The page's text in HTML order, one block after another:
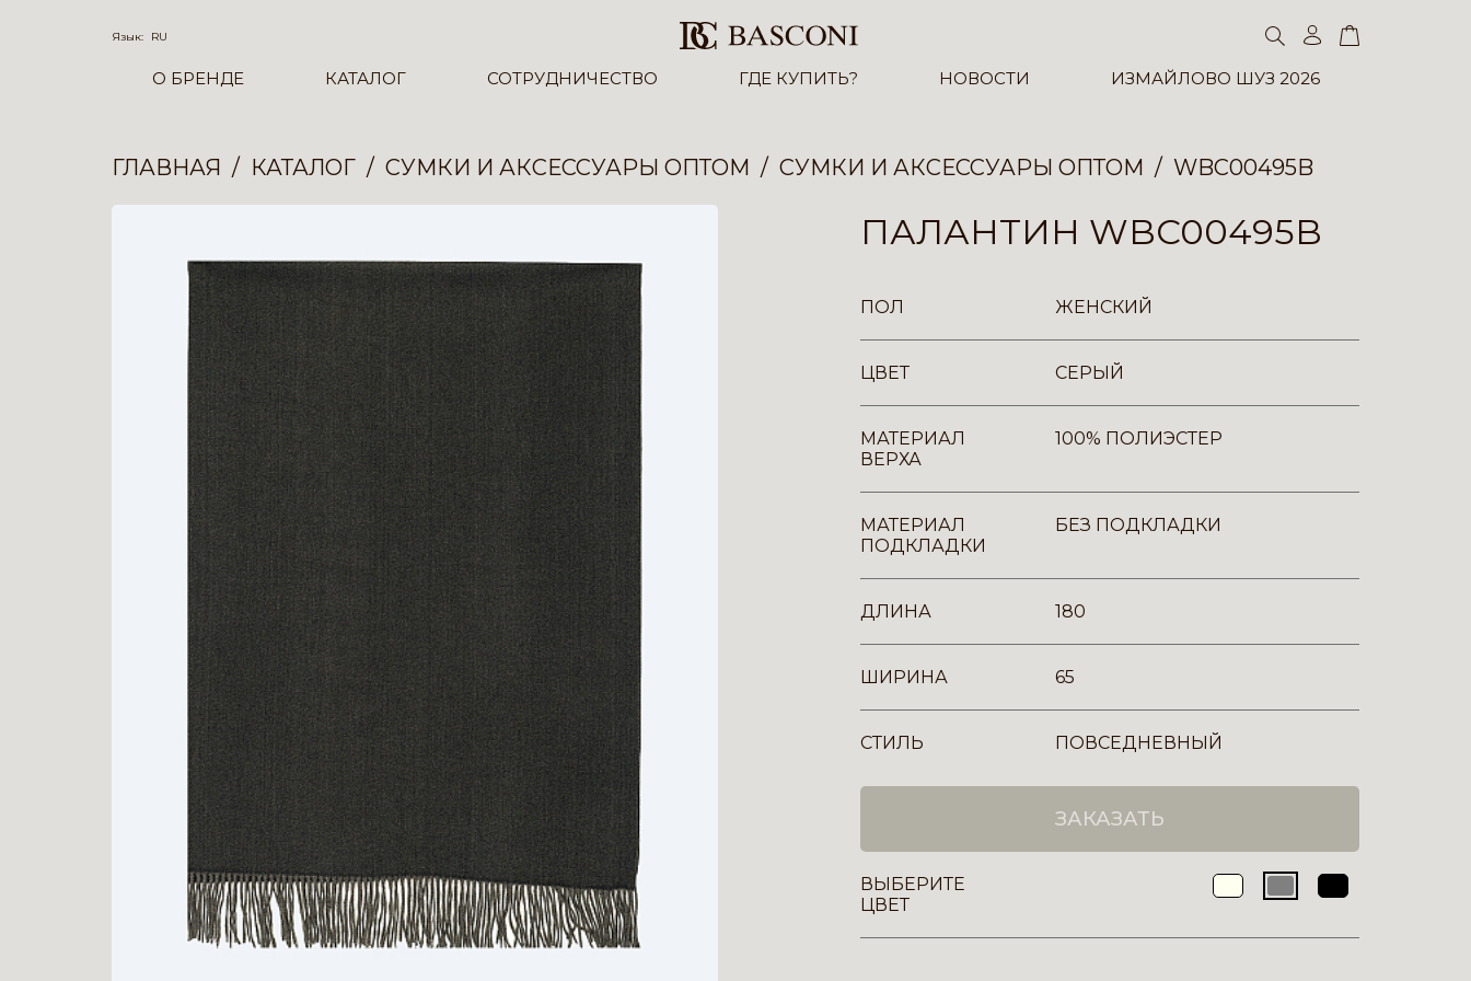
Язык: RU
О БРЕНДЕ КАТАЛОГ СОТРУДНИЧЕСТВО ГДЕ КУПИТЬ? НОВОСТИ ИЗМАЙЛОВО ШУЗ 2026
ГЛАВНАЯ КАТАЛОГ СУМКИ И АКСЕССУАРЫ ОПТОМ СУМКИ И АКСЕССУАРЫ ОПТОМ WBC00495B
ПАЛАНТИН WBC00495B
ПОЛ ЖЕНСКИЙ
ЦВЕТ СЕРЫЙ
МАТЕРИАЛ
ВЕРХА
100% ПОЛИЭСТЕР
МАТЕРИАЛ
ПОДКЛАДКИ
БЕЗ ПОДКЛАДКИ
ДЛИНА 180
ШИРИНА 65
СТИЛЬ ПОВСЕДНЕВНЫЙ
ЗАКАЗАТЬ
ВЫБЕРИТЕ
ЦВЕТ